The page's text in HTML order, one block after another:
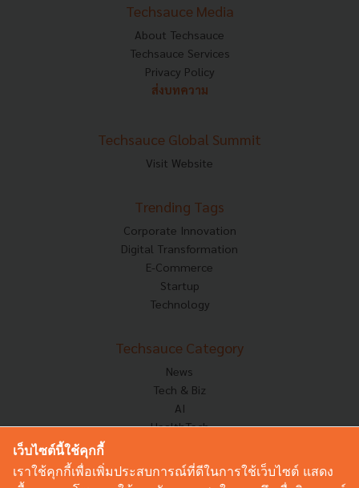
Techsauce Media
About Techsauce
Techsauce Services
Privacy Policy
ส่งบทความ
Techsauce Global Summit
Visit Website
Trending Tags
Corporate Innovation
Digital Transformation
E-Commerce
Startup
Technology
Techsauce Category
News
Tech & Biz
AI
HealthTech
Corp Innov
Saucy Thoughts
เว็บไซต์นี้ใช้คุกกี้
เราใช้คุกกี้เพื่อเพิ่มประสบการณ์ที่ดีในการใช้เว็บไซต์ แสดง